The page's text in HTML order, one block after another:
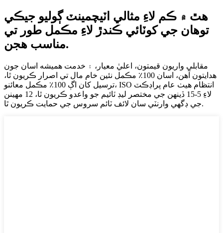
هٿ ۾ ڪم لاءِ مثالي اٽيچمينٽ ڳوليو جيڪي
توهان جي کوٽائي ڪندڙ لاءِ مڪمل طور تي
مناسب هجن.
مقابلي واريون قيمتون، اعليٰ معيار، ۽ خدمت هميشه اسان جون
هدايتون آهن، اسان 100٪ مڪمل نئين خام مال تي اصرار ڪريون ٿا،
ترسيل کان اڳ 100٪ مڪمل معائنو، ISO انتظام هيٺ عام پراڊڪٽ
لاءِ 5-15 ڏينهن جي مختصر ليڊ ٽائيم جو واعدو ڪريون ٿا، 12 مهينن
جي ڊگهي وارنٽي سان لائف ٽائم سروس جي حمايت ڪريون ٿا.